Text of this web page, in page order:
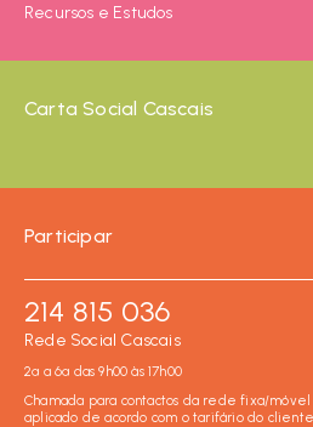
Recursos e Estudos
Carta Social Cascais
Participar
214 815 036
Rede Social Cascais
2ª a 6ª das 9h00 às 17h00
Chamada para contactos da rede fixa/móvel
aplicado de acordo com o tarifário do